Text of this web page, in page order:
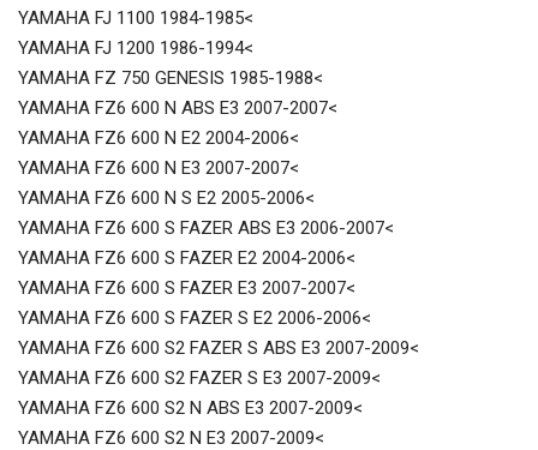
YAMAHA FJ 1100 1984-1985<
YAMAHA FJ 1200 1986-1994<
YAMAHA FZ 750 GENESIS 1985-1988<
YAMAHA FZ6 600 N ABS E3 2007-2007<
YAMAHA FZ6 600 N E2 2004-2006<
YAMAHA FZ6 600 N E3 2007-2007<
YAMAHA FZ6 600 N S E2 2005-2006<
YAMAHA FZ6 600 S FAZER ABS E3 2006-2007<
YAMAHA FZ6 600 S FAZER E2 2004-2006<
YAMAHA FZ6 600 S FAZER E3 2007-2007<
YAMAHA FZ6 600 S FAZER S E2 2006-2006<
YAMAHA FZ6 600 S2 FAZER S ABS E3 2007-2009<
YAMAHA FZ6 600 S2 FAZER S E3 2007-2009<
YAMAHA FZ6 600 S2 N ABS E3 2007-2009<
YAMAHA FZ6 600 S2 N E3 2007-2009<